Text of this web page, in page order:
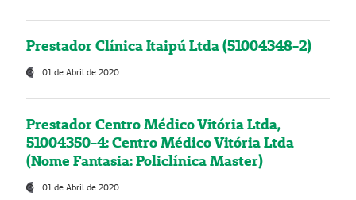
Prestador Clínica Itaipú Ltda (51004348-2)
01 de Abril de 2020
Prestador Centro Médico Vitória Ltda,
51004350-4: Centro Médico Vitória Ltda
(Nome Fantasia: Policlínica Master)
01 de Abril de 2020